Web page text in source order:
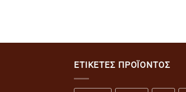
ΕΤΙΚΈΤΕΣ ΠΡΟΪΌΝΤΟΣ